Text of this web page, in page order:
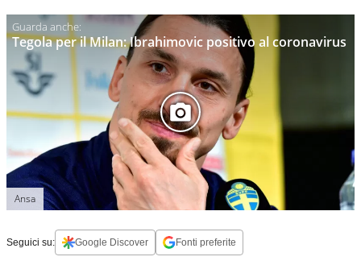
Tegola per il Milan: Ibrahimovic positivo al coronavirus
Ansa
Seguici su: Google Discover Fonti preferite